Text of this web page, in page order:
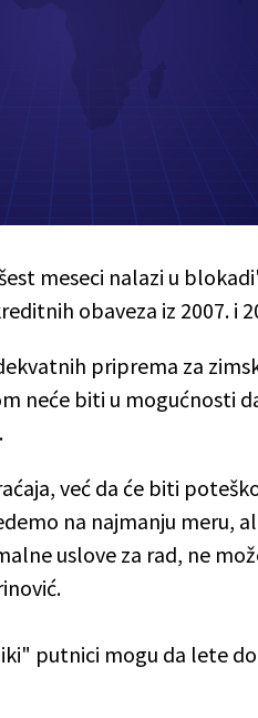
meseci nalazi u
obaveza iz 2007. i
priprema za
neće biti u mogućnosti
već da će biti
na najmanju meru,
uslove za rad, ne
putnici mogu da lete